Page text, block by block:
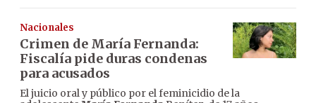
Nacionales
Crimen de María Fernanda:
Fiscalía pide duras condenas
para acusados
El juicio oral y público por el feminicidio de la